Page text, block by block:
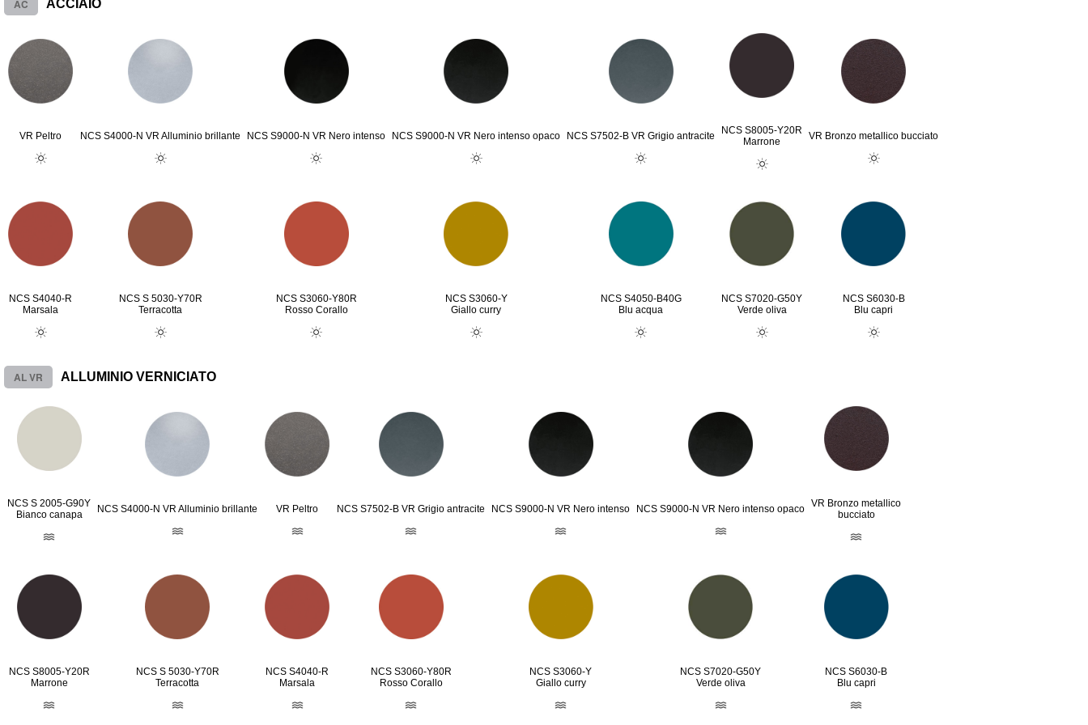
AC ACCIAIO
VR Peltro NCS S4000-N VR Alluminio brillante NCS S9000-N VR Nero intenso NCS S9000-N VR Nero intenso opaco NCS S7502-B VR Grigio antracite
NCS S8005-Y20R
Marrone
VR Bronzo metallico bucciato
NCS S4040-R
Marsala
NCS S 5030-Y70R
Terracotta
NCS S3060-Y80R
Rosso Corallo
NCS S3060-Y
Giallo curry
NCS S4050-B40G
Blu acqua
NCS S7020-G50Y
Verde oliva
NCS S6030-B
Blu capri
AL VR ALLUMINIO VERNICIATO
NCS S 2005-G90Y
Bianco canapa
NCS S4000-N VR Alluminio brillante VR Peltro NCS S7502-B VR Grigio antracite NCS S9000-N VR Nero intenso NCS S9000-N VR Nero intenso opaco VR Bronzo metallico
bucciato
NCS S8005-Y20R
Marrone
NCS S 5030-Y70R
Terracotta
NCS S4040-R
Marsala
NCS S3060-Y80R
Rosso Corallo
NCS S3060-Y
Giallo curry
NCS S7020-G50Y
Verde oliva
NCS S6030-B
Blu capri